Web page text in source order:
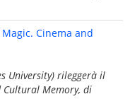
Magic. Cinema and
University) rileggerà il
Cultural Memory, di